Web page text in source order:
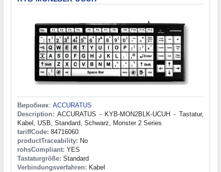
Виробник: ACCURATUS
Description: ACCURATUS - KYB-MON2BLK-UCUH - Tastatur,
Kabel, USB, Standard, Schwarz, Monster 2 Series
tariffCode: 84716060
productTraceability: No
rohsCompliant: YES
Tastaturgröße: Standard
Verbindungsverfahren: Kabel